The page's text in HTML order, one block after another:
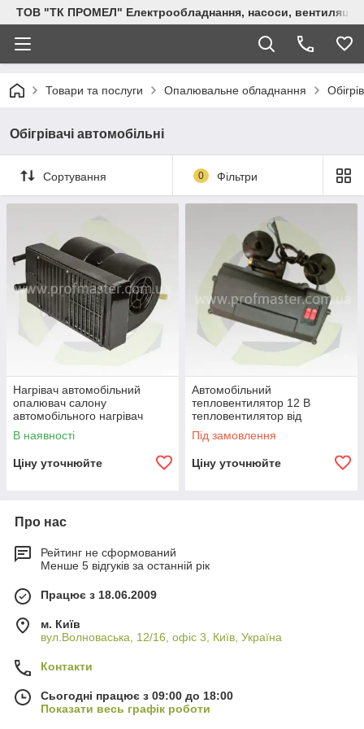
ТОВ "ТК ПРОМЕЛ" Електрообладнання, насоси, вентиляція,
Товари та послуги Опалювальне обладнання
Обігрівачі автомобільні
Сортування 0 Фільтри
Нагрівач автомобільний
опалювач салону
автомобільного нагрівач
салону тепловентилятор
автопічка
В наявності
Ціну уточнюйте
Автомобільний
тепловентилятор 12 В
тепловентилятор від
прикурювача нагрівач
автомобільний 12V
Під замовлення
Ціну уточнюйте
Про нас
Рейтинг не сформований
Менше 5 відгуків за останній рік
Працює з 18.06.2009
м. Київ
вул.Волноваська, 12/16, офіс 3, Київ, Україна
Контакти
Сьогодні працює з 09:00 до 18:00
Показати весь графік роботи